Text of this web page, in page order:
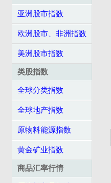
亚洲股市指数
欧洲股市、非洲指数
美洲股市指数
类股指数
全球分类指数
全球地产指数
原物料能源指数
黄金矿业指数
商品汇率行情